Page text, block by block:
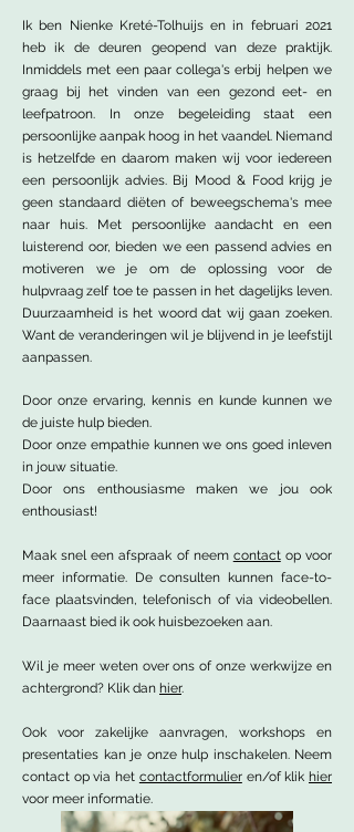
Ik ben Nienke Kreté-Tolhuijs en in februari 2021
heb ik de deuren geopend van deze praktijk.
Inmiddels met een paar collega's erbij helpen we
graag bij het vinden van een gezond eet- en
leefpatroon. In onze begeleiding staat een
persoonlijke aanpak hoog in het vaandel. Niemand
is hetzelfde en daarom maken wij voor iedereen
een persoonlijk advies. Bij Mood & Food krijg je
geen standaard diëten of beweegschema's mee
naar huis. Met persoonlijke aandacht en een
luisterend oor, bieden we een passend advies en
motiveren we je om de oplossing voor de
hulpvraag zelf toe te passen in het dagelijks leven.
Duurzaamheid is het woord dat wij gaan zoeken.
Want de veranderingen wil je blijvend in je leefstijl
aanpassen.
Door onze ervaring, kennis en kunde kunnen we
de juiste hulp bieden.
Door onze empathie kunnen we ons goed inleven
in jouw situatie.
Door ons enthousiasme maken we jou ook
enthousiast!
Maak snel een afspraak of neem contactop voor
meer informatie. De consulten kunnen face-to-
face plaatsvinden, telefonisch of via videobellen.
Daarnaast bied ik ook huisbezoeken aan.
Wil je meer weten over ons of onze werkwijze en
achtergrond? Klik dan hier.
Ook voor zakelijke aanvragen, workshops en
presentaties kan je onze hulp inschakelen. Neem
contact op via het contactformulieren/of klik hier
voor meer informatie.